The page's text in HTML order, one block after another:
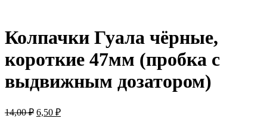
Колпачки Гуала чёрные,
короткие 47мм (пробка с
выдвижным дозатором)
14,00₽ Первоначальная
6,50 ₽Текущая